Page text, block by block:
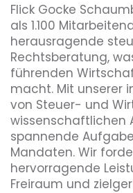
Flick Gocke
als 1.100
herausragende
Rechtsberatung,
führenden
macht. Mit unserer
von Steuer- und
wissenschaftlichen
spannende
Mandaten. Wir
hervorragende
Freiraum und